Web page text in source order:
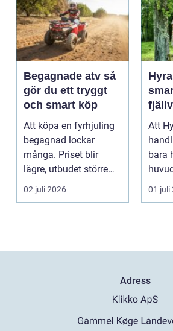
Begagnade atv så
gör du ett tryggt
och smart köp
Att köpa en fyrhjuling
begagnad lockar
många. Priset blir
lägre, utbudet större
och du kan ofta få e...
02 juli 2026
runt
Att
bara
01 juli
Adress